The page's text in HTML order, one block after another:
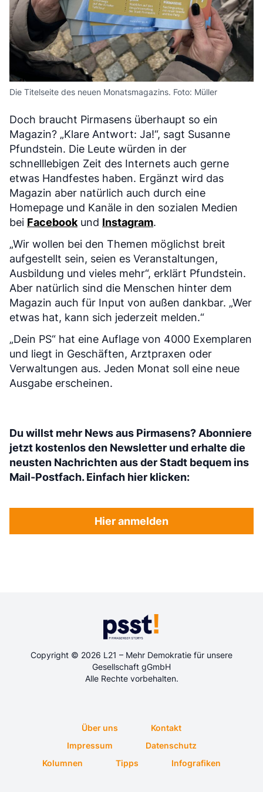
Die Titelseite des neuen Monatsmagazins. Foto: Müller
Doch braucht Pirmasens überhaupt so ein
Magazin? „Klare Antwort: Ja!“, sagt Susanne
Pfundstein. Die Leute würden in der
schnelllebigen Zeit des Internets auch gerne
etwas Handfestes haben. Ergänzt wird das
Magazin aber natürlich auch durch eine
Homepage und Kanäle in den sozialen Medien
bei Facebook und Instagram.
„Wir wollen bei den Themen möglichst breit
aufgestellt sein, seien es Veranstaltungen,
Ausbildung und vieles mehr“, erklärt Pfundstein.
Aber natürlich sind die Menschen hinter dem
Magazin auch für Input von außen dankbar. „Wer
etwas hat, kann sich jederzeit melden.“
„Dein PS“ hat eine Auflage von 4000 Exemplaren
und liegt in Geschäften, Arztpraxen oder
Verwaltungen aus. Jeden Monat soll eine neue
Ausgabe erscheinen.
Du willst mehr News aus Pirmasens? Abonniere
jetzt kostenlos den Newsletter und erhalte die
neusten Nachrichten aus der Stadt bequem ins
Mail-Postfach. Einfach hier klicken:
Hier anmelden
Copyright © 2026 L21 – Mehr Demokratie für unsere
Gesellschaft gGmbH
Alle Rechte vorbehalten.
Über uns
Kontakt
Impressum
Datenschutz
Kolumnen
Tipps Infografiken